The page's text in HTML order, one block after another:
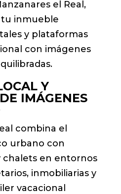
el Real,
tu inmueble
y plataformas
con imágenes
Y
IMÁGENES
combina el
urbano con
chalets en entornos
inmobiliarias y
vacacional